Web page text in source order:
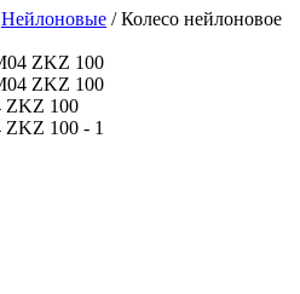
Нейлоновые /Колесо нейлоновое